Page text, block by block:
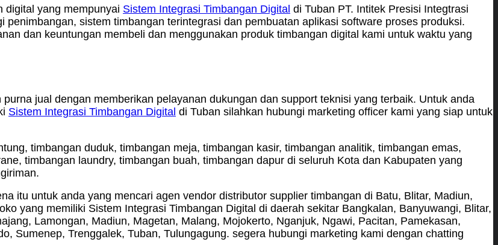
digital yang mempunyai Sistem Integrasi Timbangan Digital di Tuban PT. Intitek Presisi Integtrasi
sistem timbangan terintegrasi dan pembuatan aplikasi software proses produksi.
dan keuntungan membeli dan menggunakan produk timbangan digital kami untuk waktu yang
jual dengan memberikan pelayanan dukungan dan support teknisi yang terbaik. Untuk anda
Sistem Integrasi Timbangan Digital di Tuban silahkan hubungi marketing officer kami yang siap untuk
timbangan duduk, timbangan meja, timbangan kasir, timbangan analitik, timbangan emas,
timbangan laundry, timbangan buah, timbangan dapur di seluruh Kota dan Kabupaten yang
itu untuk anda yang mencari agen vendor distributor supplier timbangan di Batu, Blitar, Madiun,
yang memiliki Sistem Integrasi Timbangan Digital di daerah sekitar Bangkalan, Banyuwangi, Blitar,
Lamongan, Madiun, Magetan, Malang, Mojokerto, Nganjuk, Ngawi, Pacitan, Pamekasan,
Sumenep, Trenggalek, Tuban, Tulungagung. segera hubungi marketing kami dengan chatting